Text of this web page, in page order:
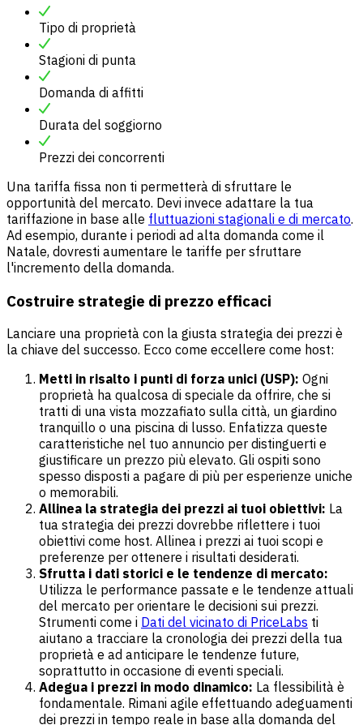
Tipo di proprietà
Stagioni di punta
Domanda di affitti
Durata del soggiorno
Prezzi dei concorrenti
Una tariffa fissa non ti permetterà di sfruttare le
opportunità del mercato. Devi invece adattare la tua
tariffazione in base alle fluttuazioni stagionali e di mercato.
Ad esempio, durante i periodi ad alta domanda come il
Natale, dovresti aumentare le tariffe per sfruttare
l'incremento della domanda.
Costruire strategie di prezzo efficaci
Lanciare una proprietà con la giusta strategia dei prezzi è
la chiave del successo. Ecco come eccellere come host:
Metti in risalto i punti di forza unici (USP): Ogni
proprietà ha qualcosa di speciale da offrire, che si
tratti di una vista mozzafiato sulla città, un giardino
tranquillo o una piscina di lusso. Enfatizza queste
caratteristiche nel tuo annuncio per distinguerti e
giustificare un prezzo più elevato. Gli ospiti sono
spesso disposti a pagare di più per esperienze uniche
o memorabili.
Allinea la strategia dei prezzi ai tuoi obiettivi: La
tua strategia dei prezzi dovrebbe riflettere i tuoi
obiettivi come host. Allinea i prezzi ai tuoi scopi e
preferenze per ottenere i risultati desiderati.
Sfrutta i dati storici e le tendenze di mercato:
Utilizza le performance passate e le tendenze attuali
del mercato per orientare le decisioni sui prezzi.
Strumenti come i Dati del vicinato di PriceLabs ti
aiutano a tracciare la cronologia dei prezzi della tua
proprietà e ad anticipare le tendenze future,
soprattutto in occasione di eventi speciali.
Adegua i prezzi in modo dinamico: La flessibilità è
fondamentale. Rimani agile effettuando adeguamenti
dei prezzi in tempo reale in base alla domanda del